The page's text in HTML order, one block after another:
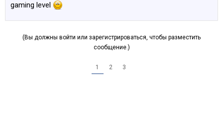
gaming level
(Вы должны войти или зарегистрироваться, чтобы разместить
сообщение.)
1 2 3